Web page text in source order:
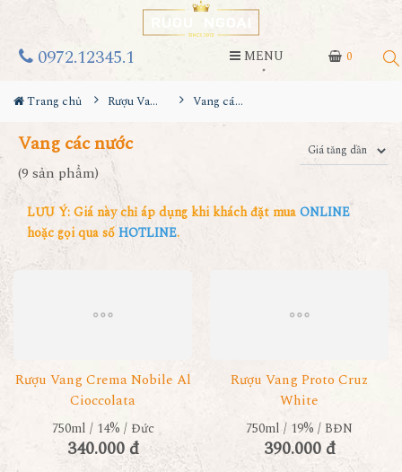
0
0972.12345.1 MENU
Trang chủ Rượu Vang Vang các nước
Vang các nước
(9 sản phẩm)
LƯU Ý: Giá này chỉ áp dụng khi khách đặt muaONLINE
hoặc gọi qua sốHOTLINE.
Rượu Vang Crema Nobile Al
Cioccolata
750ml / 14% / Đức
340.000 đ
Rượu Vang Proto Cruz
White
750ml / 19% / BĐN
390.000 đ